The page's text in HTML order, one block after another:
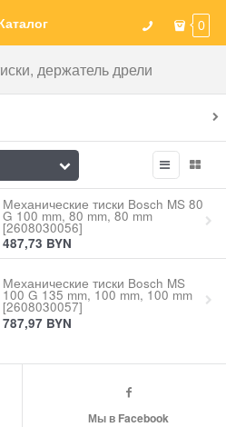
0
держатель дрели
Механические тиски Bosch MS 80
G 100 mm, 80 mm, 80 mm
[2608030056]
487,73 BYN
Механические тиски Bosch MS
100 G 135 mm, 100 mm, 100 mm
[2608030057]
787,97 BYN
Мы в Facebook